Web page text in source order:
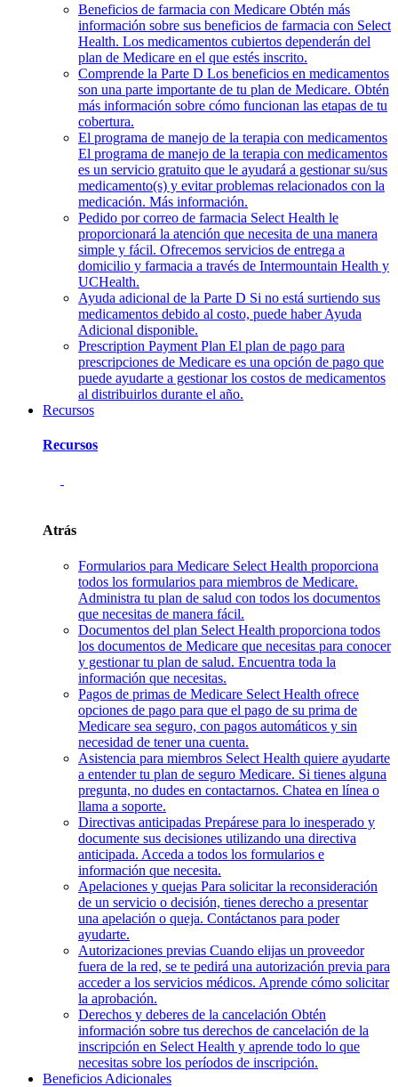
Beneficios de farmacia con Medicare Obtén más
información sobre sus beneficios de farmacia con Select
Health. Los medicamentos cubiertos dependerán del
plan de Medicare en el que estés inscrito.
Comprende la Parte D Los beneficios en medicamentos
son una parte importante de tu plan de Medicare. Obtén
más información sobre cómo funcionan las etapas de tu
cobertura.
El programa de manejo de la terapia con medicamentos
El programa de manejo de la terapia con medicamentos
es un servicio gratuito que le ayudará a gestionar su/sus
medicamento(s) y evitar problemas relacionados con la
medicación. Más información.
Pedido por correo de farmacia Select Health le
proporcionará la atención que necesita de una manera
simple y fácil. Ofrecemos servicios de entrega a
domicilio y farmacia a través de Intermountain Health y
UCHealth.
Ayuda adicional de la Parte D Si no está surtiendo sus
medicamentos debido al costo, puede haber Ayuda
Adicional disponible.
Prescription Payment Plan El plan de pago para
prescripciones de Medicare es una opción de pago que
puede ayudarte a gestionar los costos de medicamentos
al distribuirlos durante el año.
Recursos
Recursos
Atrás
Formularios para Medicare Select Health proporciona
todos los formularios para miembros de Medicare.
Administra tu plan de salud con todos los documentos
que necesitas de manera fácil.
Documentos del plan Select Health proporciona todos
los documentos de Medicare que necesitas para conocer
y gestionar tu plan de salud. Encuentra toda la
información que necesitas.
Pagos de primas de Medicare Select Health ofrece
opciones de pago para que el pago de su prima de
Medicare sea seguro, con pagos automáticos y sin
necesidad de tener una cuenta.
Asistencia para miembros Select Health quiere ayudarte
a entender tu plan de seguro Medicare. Si tienes alguna
pregunta, no dudes en contactarnos. Chatea en línea o
llama a soporte.
Directivas anticipadas Prepárese para lo inesperado y
documente sus decisiones utilizando una directiva
anticipada. Acceda a todos los formularios e
información que necesita.
Apelaciones y quejas Para solicitar la reconsideración
de un servicio o decisión, tienes derecho a presentar
una apelación o queja. Contáctanos para poder
ayudarte.
Autorizaciones previas Cuando elijas un proveedor
fuera de la red, se te pedirá una autorización previa para
acceder a los servicios médicos. Aprende cómo solicitar
la aprobación.
Derechos y deberes de la cancelación Obtén
información sobre tus derechos de cancelación de la
inscripción en Select Health y aprende todo lo que
necesitas sobre los períodos de inscripción.
Beneficios Adicionales